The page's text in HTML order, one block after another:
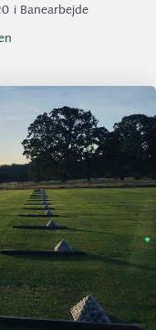
i Banearbejde